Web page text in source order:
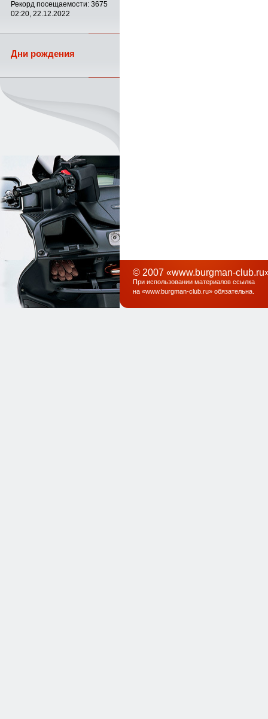
Рекорд посещаемости: 3675
02:20, 22.12.2022
Дни рождения
© 2007 «www.burgman-
При использовании материалов ссылка
на «www.burgman-club.ru» обязательна